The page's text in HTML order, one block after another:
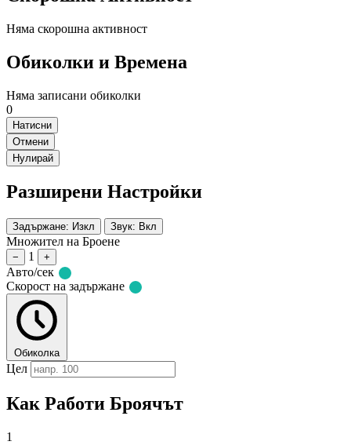
Няма скорошна активност
Обиколки и Времена
Няма записани обиколки
0
Натисни
Отмени
Нулирай
Разширени Настройки
Задържане: Изкл Звук: Вкл
Множител на Броене
− 1 +
Авто/сек
Скорост на задържане
Обиколка
Цел
Как Работи Броячът
1